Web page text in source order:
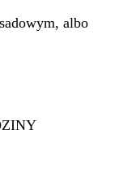
albo